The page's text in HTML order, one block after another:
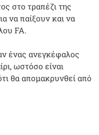
στο τραπέζι της
να παίξουν και να
FA.
ένας ανεγκέφαλος
ωστόσο είναι
θα απομακρυνθεί από